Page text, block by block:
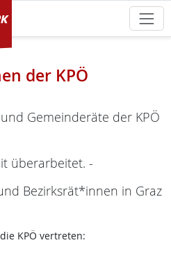
der KPÖ
Gemeinderäte der KPÖ
überarbeitet. -
Bezirksrät*innen in Graz
KPÖ vertreten: